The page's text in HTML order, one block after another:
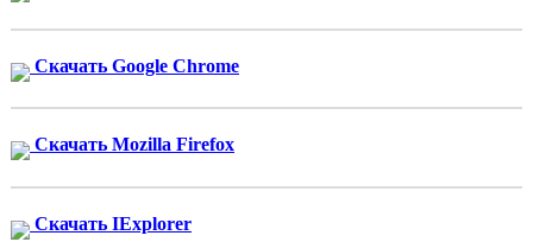
Скачать Google Chrome
Скачать Mozilla Firefox
Скачать IExplorer